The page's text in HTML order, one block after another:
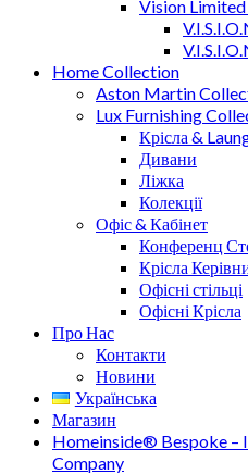
Vision
Home Collection
Aston Martin
Lux Furnishing
Крісла &
Дивани
Ліжка
Колекції
Офіс & Кабінет
Конференц
Крісла
Офісні стільці
Офісні Крісла
Про Нас
Контакти
Новини
Українська
Магазин
Homeinside® Bespoke –
Company